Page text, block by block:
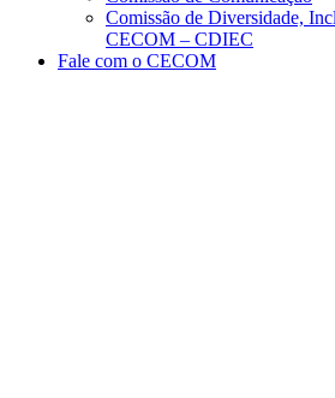
Comissão de Diversidade,
CECOM – CDIEC
Fale com o CECOM